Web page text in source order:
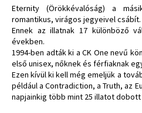
Eternity (Örökkévalóság) a
romantikus, virágos jegyeivel csábít.
Ennek az illatnak 17 különböző
években.
1994-ben adták ki a CK One nevű
első unisex, nőknek és férfiaknak
Ezen kívül ki kell még emeljük a
például a Contradiction, a Truth, az
napjainkig több mint 25 illatot dobott